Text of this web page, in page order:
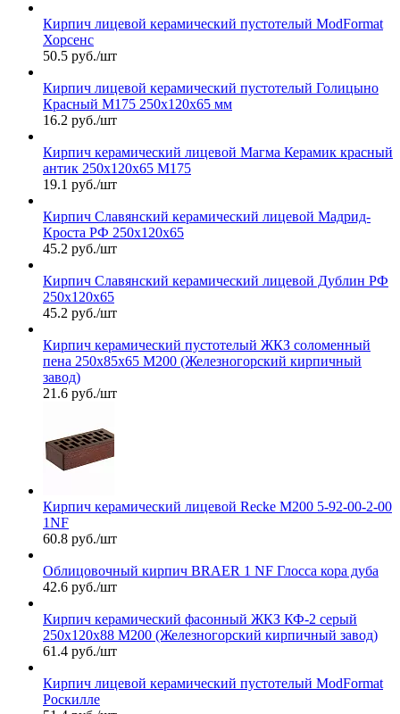
Кирпич лицевой керамический пустотелый ModFormat
Хорсенс
50.5 руб./шт
Кирпич лицевой керамический пустотелый Голицыно
Красный М175 250х120х65 мм
16.2 руб./шт
Кирпич керамический лицевой Магма Керамик красный
антик 250х120х65 М175
19.1 руб./шт
Кирпич Славянский керамический лицевой Мадрид-
Кроста РФ 250х120х65
45.2 руб./шт
Кирпич Славянский керамический лицевой Дублин РФ
250х120х65
45.2 руб./шт
Кирпич керамический пустотелый ЖКЗ соломенный
пена 250х85х65 М200 (Железногорский кирпичный
завод)
21.6 руб./шт
Кирпич керамический лицевой Recke М200 5-92-00-2-00
1NF
60.8 руб./шт
Облицовочный кирпич BRAER 1 NF Глосса кора дуба
42.6 руб./шт
Кирпич керамический фасонный ЖКЗ КФ-2 серый
250х120х88 М200 (Железногорский кирпичный завод)
61.4 руб./шт
Кирпич лицевой керамический пустотелый ModFormat
Роскилле